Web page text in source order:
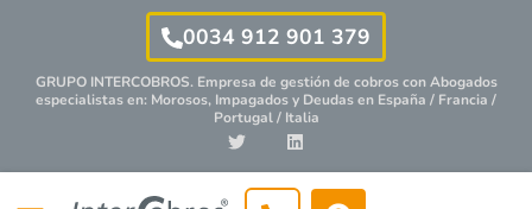
0034 912 901 379
GRUPO INTERCOBROS. Empresa de gestión de cobros conAbogados
especialistasen: Morosos, Impagados y Deudas en España / Francia /
Portugal / Italia